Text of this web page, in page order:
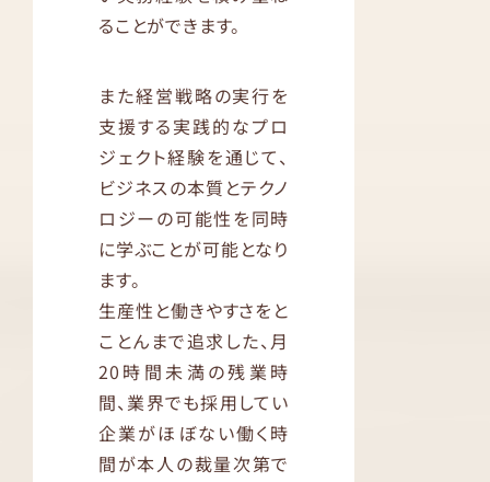
ることができます。
また経営戦略の実行を
支援する実践的なプロ
ジェクト経験を通じて、
ビジネスの本質とテクノ
ロジーの可能性を同時
に学ぶことが可能となり
ます。
生産性と働きやすさをと
ことんまで追求した、月
20時間未満の残業時
間、業界でも採用してい
企業がほぼない働く時
間が本人の裁量次第で